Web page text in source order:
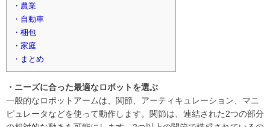
・農業
・自動車
・梱包
・家庭
・まとめ
・ニーズに合った最適なロボットを選ぶ
一般的なロボットアームは、関節、アーティキュレーション、マニ
ピュレータなどを使って動作します。関節は、連結された2つの部分